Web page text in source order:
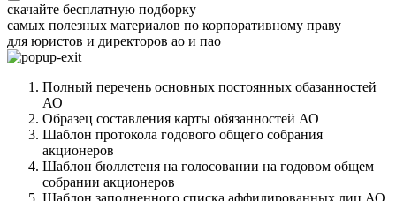
скачайте бесплатную подборку
самых полезных материалов по корпоративному праву
для юристов и директоров ао и пао
Полный перечень основных постоянных обазанностей
АО
Образец составления карты обязанностей АО
Шаблон протокола годового общего собрания
акционеров
Шаблон бюллетеня на голосовании на годовом общем
собрании акционеров
Шаблон заполненного списка аффилированных лиц АО